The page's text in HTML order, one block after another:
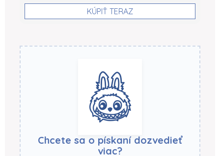
KÚPIŤ TERAZ
Chcete sa o pískaní dozvedieť
viac?